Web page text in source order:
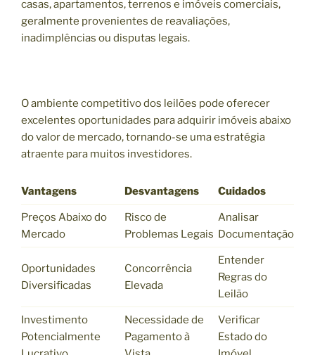
casas, apartamentos, terrenos e imóveis comerciais,
geralmente provenientes de reavaliações,
inadimplências ou disputas legais.
O ambiente competitivo dos leilões pode oferecer
excelentes oportunidades para adquirir imóveis abaixo
do valor de mercado, tornando-se uma estratégia
atraente para muitos investidores.
Vantagens Desvantagens Cuidados
Preços Abaixo do
Mercado
Risco de
Problemas Legais
Analisar
Documentação
Oportunidades
Diversificadas
Concorrência
Elevada
Entender
Regras do
Leilão
Investimento
Potencialmente
Necessidade de
Pagamento à
Verificar
Estado do